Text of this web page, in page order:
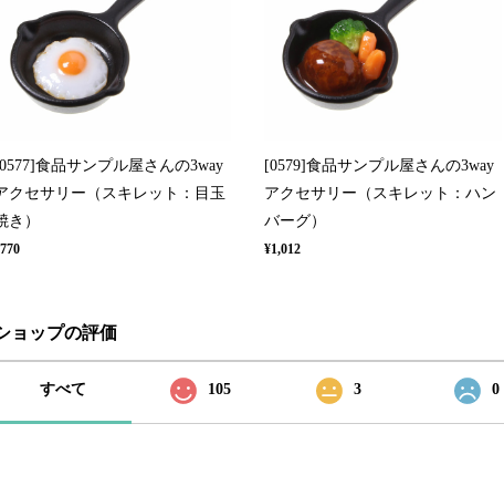
食品サンプル屋さんの3way
クセサリー（スキレット：目玉
き）
[0579]食品サンプル屋さんの3way
アクセサリー（スキレット：ハン
バーグ）
¥1,012
ョップの評価
すべて 105 3 0